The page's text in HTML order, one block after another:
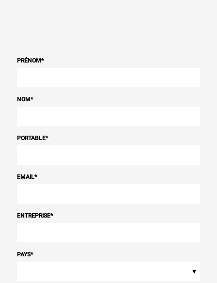
PRÉNOM*
NOM*
PORTABLE*
EMAIL*
ENTREPRISE*
PAYS*
▾